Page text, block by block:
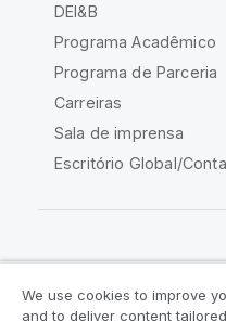
DEI&B
Programa Acadêmico
Programa de Parceria
Carreiras
Sala de imprensa
Escritório Global/
We use cookies to improve
and to deliver content